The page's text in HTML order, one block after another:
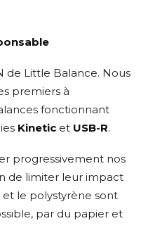
de Little Balance. Nous
premiers à
fonctionnant
Kinetic et USB-R.
progressivement nos
de limiter leur impact
le polystyrène sont
par du papier et